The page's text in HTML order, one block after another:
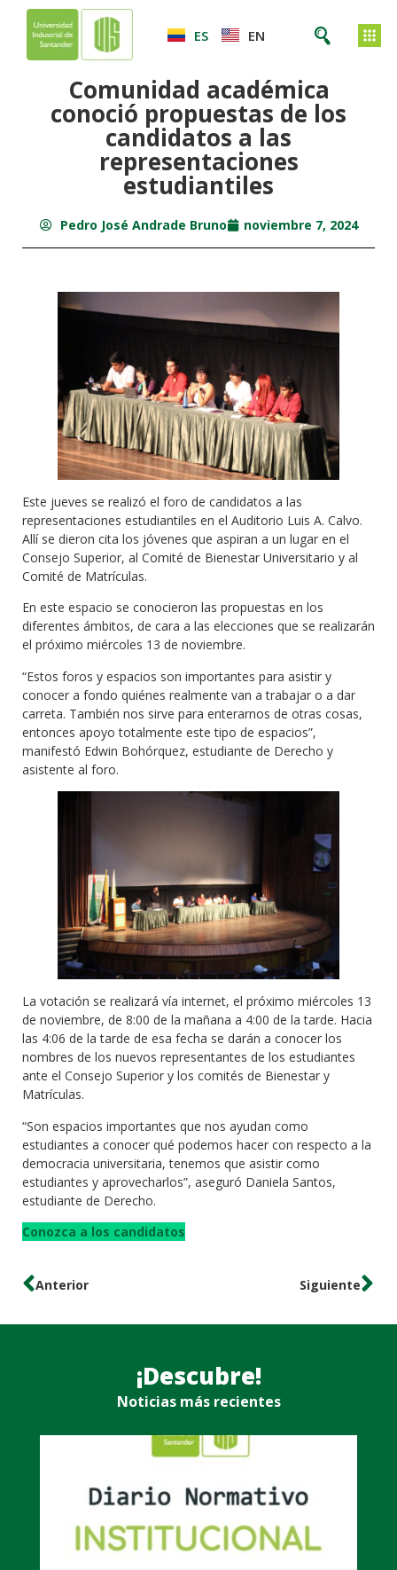
ES EN
Comunidad académica
conoció propuestas de los
candidatos a las
representaciones
estudiantiles
Pedro José Andrade Bruno noviembre 7, 2024
Este jueves se realizó el foro de candidatos a las
representaciones estudiantiles en el Auditorio Luis A. Calvo.
Allí se dieron cita los jóvenes que aspiran a un lugar en el
Consejo Superior, al Comité de Bienestar Universitario y al
Comité de Matrículas.
En este espacio se conocieron las propuestas en los
diferentes ámbitos, de cara a las elecciones que se realizarán
el próximo miércoles 13 de noviembre.
“Estos foros y espacios son importantes para asistir y
conocer a fondo quiénes realmente van a trabajar o a dar
carreta. También nos sirve para enterarnos de otras cosas,
entonces apoyo totalmente este tipo de espacios”,
manifestó Edwin Bohórquez, estudiante de Derecho y
asistente al foro.
La votación se realizará vía internet, el próximo miércoles 13
de noviembre, de 8:00 de la mañana a 4:00 de la tarde. Hacia
las 4:06 de la tarde de esa fecha se darán a conocer los
nombres de los nuevos representantes de los estudiantes
ante el Consejo Superior y los comités de Bienestar y
Matrículas.
“Son espacios importantes que nos ayudan como
estudiantes a conocer qué podemos hacer con respecto a la
democracia universitaria, tenemos que asistir como
estudiantes y aprovecharlos”, aseguró Daniela Santos,
estudiante de Derecho.
Conozca a los candidatos
Anterior Siguiente
¡Descubre!
Noticias más recientes